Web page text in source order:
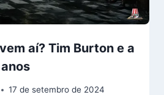
aí? Tim Burton e a
17 de setembro de 2024